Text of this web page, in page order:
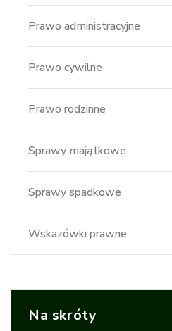
Prawo administracyjne
Prawo cywilne
Prawo rodzinne
Sprawy majątkowe
Sprawy spadkowe
Wskazówki prawne
Na skróty